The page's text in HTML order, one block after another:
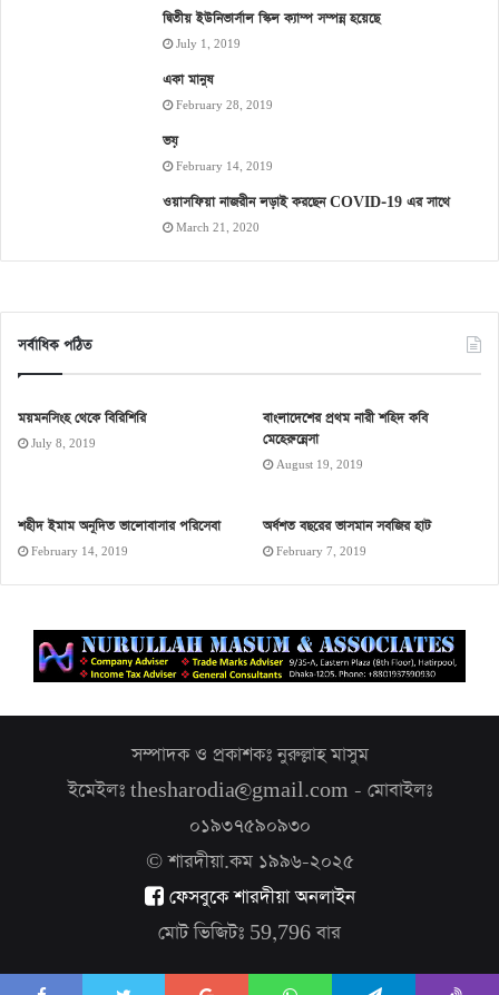
দ্বিতীয় ইউনিভার্সাল স্কিল ক্যাম্প সম্পন্ন হয়েছে
July 1, 2019
একা মানুষ
February 28, 2019
ভয়
February 14, 2019
ওয়াসফিয়া নাজরীন লড়াই করছেন COVID-19 এর সাথে
March 21, 2020
সর্বাধিক পঠিত
ময়মনসিংহ থেকে বিরিশিরি
July 8, 2019
বাংলাদেশের প্রথম নারী শহিদ কবি
মেহেরুন্নেসা
August 19, 2019
শহীদ ইমাম অনূদিত ভালোবাসার পরিসেবা
February 14, 2019
অর্ধশত বছরের ভাসমান সবজির হাট
February 7, 2019
সম্পাদক ও প্রকাশকঃ নুরুল্লাহ মাসুম
ইমেইলঃ thesharodia@gmail.com - মোবাইলঃ
০১৯৩৭৫৯০৯৩০
© শারদীয়া.কম ১৯৯৬-২০২৫
ফেসবুকে শারদীয়া অনলাইন
মোট ভিজিটঃ 59,796বার